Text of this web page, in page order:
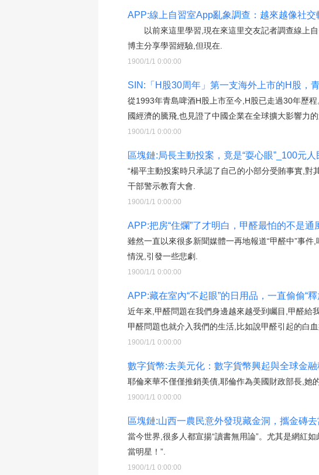
APP:線上自習室App亂象調查：越來越像社交
以前來這里學習,現在來這里交友記者調查線上
博主分享學習經驗,但現在.
1900/1/1 0:00:00
SIN:「H股30周年」第一支海外上市的H股，
從1993年青島啤酒H股上市至今,H股已走過30年歷
國經濟的騰飛,也見證了中國企業在全球擴大影響力的
1900/1/1 0:00:00
區塊鏈:局長主動投案，竟是“耍心眼”_100元
“楊平主動投案時只承認了自己的小部分受賄事實,
干部警示教育大會.
1900/1/1 0:00:00
APP:把房“住爛”了才明白，甲醛最怕的不是
雖然一直以來很多新聞媒體一再地報道“甲醛中”事
情況,引發一些悲劇.
1900/1/1 0:00:00
APP:藏在室內“不起眼”的日用品，一直偷偷“
近年來,甲醛問題在我們身邊越來越受到矚目,甲醛給
甲醛問題也就介入我們的生活,比如說甲醛引起的白血
1900/1/1 0:00:00
數字貨幣:去美元化：數字貨幣興起與全球金
耶倫來華不僅僅推銷美債,耶倫作為美國財政部長,她
1900/1/1 0:00:00
區塊鏈:山西一農民意外發現藏金洞，攜金磚
當今世界,很多人都宣揚“讀書無用論”。尤其是網紅
當明星！”.
1900/1/1 0:00:00